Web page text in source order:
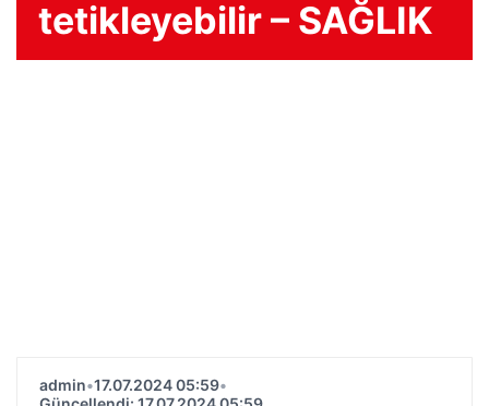
tetikleyebilir – SAĞLIK
admin•17.07.2024 05:59•